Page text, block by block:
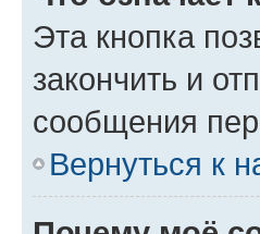
Эта кнопка
закончить и
сообщения
Вернуться к